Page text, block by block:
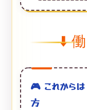
⬇️
🎮 これから
方